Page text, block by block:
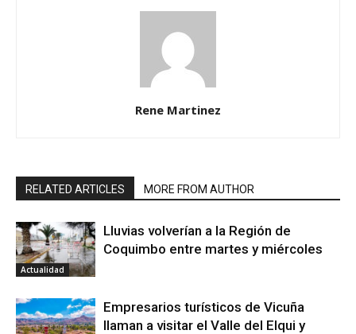
Rene Martinez
RELATED ARTICLES MORE FROM AUTHOR
Actualidad
Lluvias volverían a la Región de
Coquimbo entre martes y miércoles
Empresarios turísticos de Vicuña
llaman a visitar el Valle del Elqui y